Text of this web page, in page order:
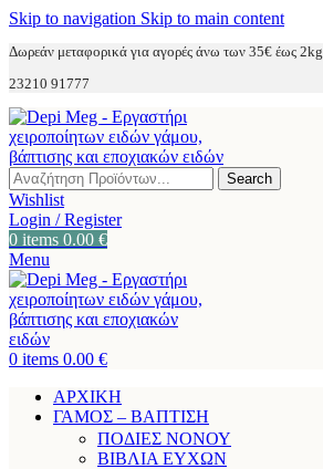
Skip to navigation Skip to main content
Δωρεάν μεταφορικά για αγορές άνω των 35€ έως 2kg
23210 91777
Search
Wishlist
Login / Register
0 items 0.00 €
Menu
0 items 0.00 €
ΑΡΧΙΚΗ
ΓΑΜΟΣ – ΒΑΠΤΙΣΗ
ΠΟΔΙΕΣ ΝΟΝΟΥ
ΒΙΒΛΙΑ ΕΥΧΩΝ